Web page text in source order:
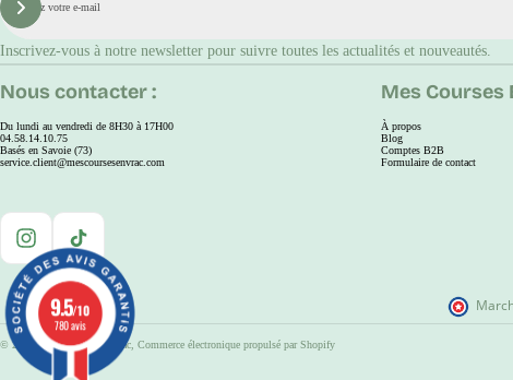
S'inscrire
Inscrivez-vous à notre newsletter pour suivre toutes les actualités et nouveautés.
Nous contacter :
Du lundi au vendredi de 8H30 à 17H00
04.58.14.10.75
Basés en Savoie (73)
service.client@mescoursesenvrac.com
Mes Courses
À propos
Blog
Comptes B2B
Formulaire de contact
Instagram
TikTok
© 2026Mes Courses En Vrac Commerce électronique propulsé par Shopify
9.5/10
780 avis
9.5/10
780 avis